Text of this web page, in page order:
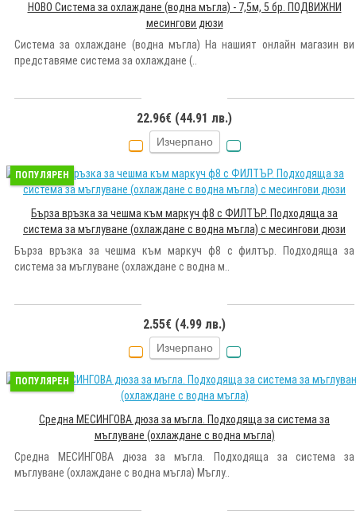
НОВО Система за охлаждане (водна мъгла) - 7,5м, 5 бр. ПОДВИЖНИ
месингови дюзи
Система за охлаждане (водна мъгла) На нашият онлайн магазин ви
представяме система за охлаждане (..
22.96€ (44.91 лв.)
Изчерпано
ПОПУЛЯРЕН
Бърза връзка за чешма към маркуч ф8 с ФИЛТЪР. Подходяща за
система за мъглуване (охлаждане с водна мъгла) с месингови дюзи
Бърза връзка за чешма към маркуч ф8 с филтър. Подходяща за
система за мъглуване (охлаждане с водна м..
2.55€ (4.99 лв.)
Изчерпано
ПОПУЛЯРЕН
Средна МЕСИНГОВА дюза за мъгла. Подходяща за система за
мъглуване (охлаждане с водна мъгла)
Средна МЕСИНГОВА дюза за мъгла. Подходяща за система за
мъглуване (охлаждане с водна мъгла) Мъглу..